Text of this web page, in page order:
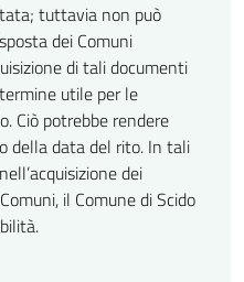
tuttavia non può
dei Comuni
di tali documenti
utile per le
Ciò potrebbe rendere
della data del rito. In tali
dei
il Comune di Scido